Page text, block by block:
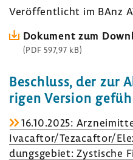
Veröf­fent­licht im BAnz AT
Doku­ment zum
(PDF 597,97 kB)
Beschluss, der zur
rigen Version
16.10.2025:
Ivacaftor/Teza­caftor/
dungs­ge­biet: Zysti­sche